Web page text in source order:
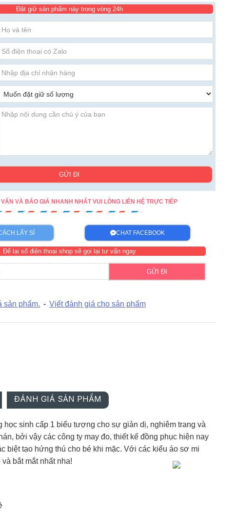
-10 %
sơ mi học sinh kẻ
MUA TRẢ GÓP
giá mua lô
-10 %
cổ bèo size 7 -11
-10 %
ngực nơ đỏ size 7 -11
sản phẩm. - Viết đánh giá cho sản phẩm
VÀ BÁO GIÁ NHANH NHẤT VUI LÒNG LIÊN HỆ TRỰC TIẾP
LẤY SỈ CHAT FACEBOOK
Để lại số điện thoại shop sẽ gọi lại tư vấn ngay
GỬI ĐI
Đặt giữ sản phẩm này trong vòng 24h
GỬI ĐI
ĐÁNH GIÁ SẢN PHẨM
sinh cấp 1 biểu tượng cho sự giản dị, nghiêm trang và
bởi vậy các công ty may đo, thiết kế đồng phục hiện nay
biệt tạo hứng thú cho bé khi mặc. Với các kiểu áo sơ mi
bắt mắt nhất nha!